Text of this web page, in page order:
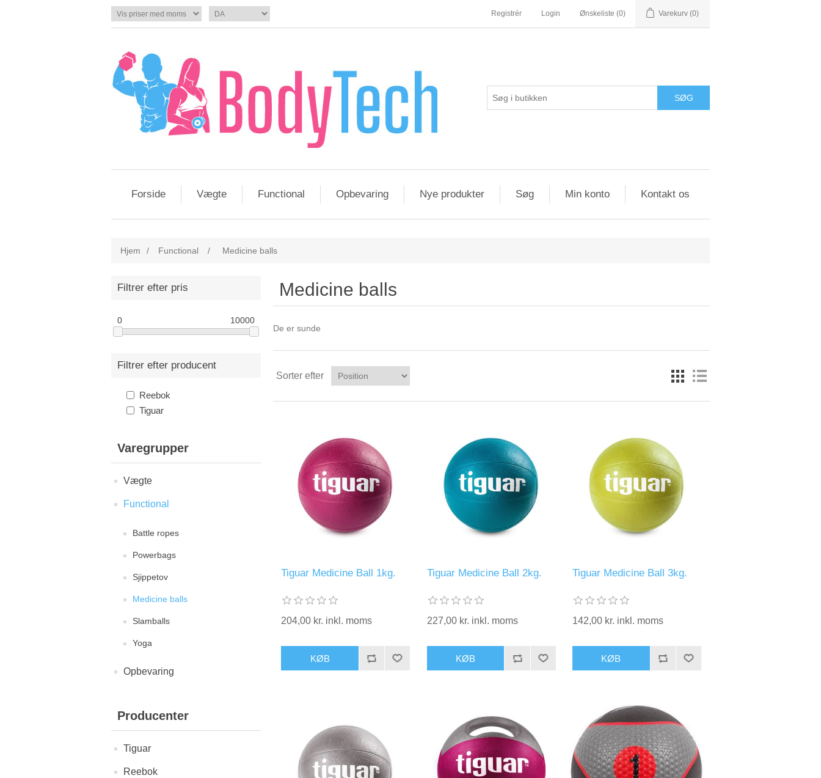
Registrér Login Ønskeliste (0) Varekurv (0)
SØG
Forside Vægte Functional Opbevaring Nye produkter Søg Min konto Kontakt os
Hjem / Functional / Medicine balls
Filtrer efter pris
0 10000
Filtrer efter producent
Reebok
Tiguar
Varegrupper
Vægte
Functional
Battle ropes
Powerbags
Sjippetov
Medicine balls
Slamballs
Yoga
Opbevaring
Producenter
Tiguar
Reebok
Medicine balls
De er sunde
Sorter efter
Tiguar Medicine Ball 1kg.
204,00 kr. inkl. moms
KØB
Tiguar Medicine Ball 2kg.
227,00 kr. inkl. moms
KØB
Tiguar Medicine Ball 3kg.
142,00 kr. inkl. moms
KØB